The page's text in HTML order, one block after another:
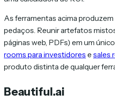
As ferramentas acima
pedaços. Reunir artefatos
páginas web, PDFs) em um
rooms para investidores e sales
produto distinta de qualquer
Beautiful.ai